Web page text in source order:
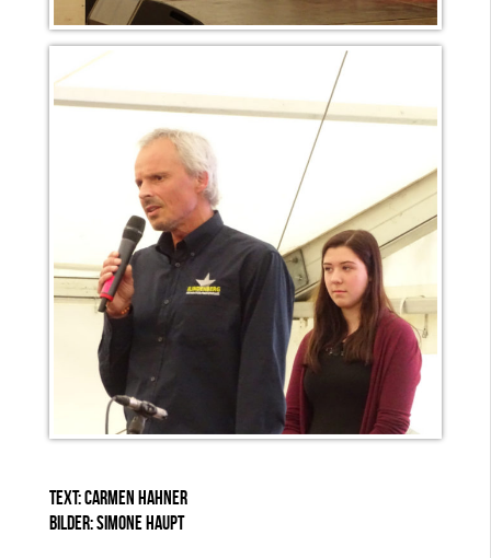
TEXT: CARMEN HAHNER
BILDER: SIMONE HAUPT